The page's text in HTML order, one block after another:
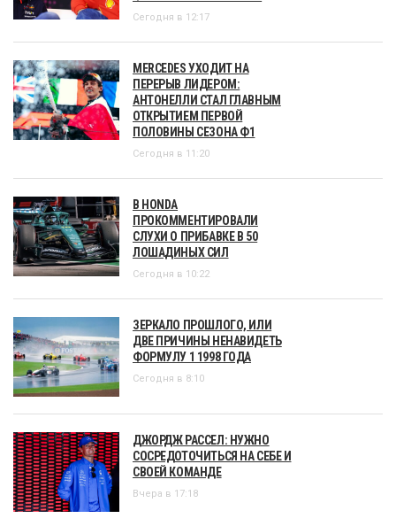
Сегодня в 12:17
MERCEDES УХОДИТ НА
ПЕРЕРЫВ ЛИДЕРОМ:
АНТОНЕЛЛИ СТАЛ ГЛАВНЫМ
ОТКРЫТИЕМ ПЕРВОЙ
ПОЛОВИНЫ СЕЗОНА Ф1
Сегодня в 11:20
В HONDA
ПРОКОММЕНТИРОВАЛИ
СЛУХИ О ПРИБАВКЕ В 50
ЛОШАДИНЫХ СИЛ
Сегодня в 10:22
ЗЕРКАЛО ПРОШЛОГО, ИЛИ
ДВЕ ПРИЧИНЫ НЕНАВИДЕТЬ
ФОРМУЛУ 1 1998 ГОДА
Сегодня в 8:10
ДЖОРДЖ РАССЕЛ: НУЖНО
СОСРЕДОТОЧИТЬСЯ НА СЕБЕ И
СВОЕЙ КОМАНДЕ
Вчера в 17:18